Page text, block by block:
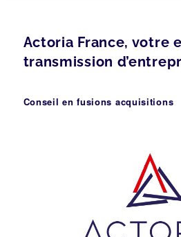
Actoria France, votre
transmission
Conseil en fusions acquisitions